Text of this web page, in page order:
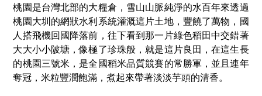
桃園是台灣北部的大糧倉，雪山山脈純淨的水百年來透過
桃園大圳的網狀水利系統灌溉這片土地，豐饒了萬物，國
人搭飛機回國降落前，往下看到那一片綠色稻田中交錯著
大大小小陂塘，像極了珍珠般，就是這片良田，在這生長
的桃園三號米，是全國稻米品質競賽的常勝軍，並且連年
奪冠，米粒豐潤飽滿，煮起來帶著淡淡芋頭的清香。